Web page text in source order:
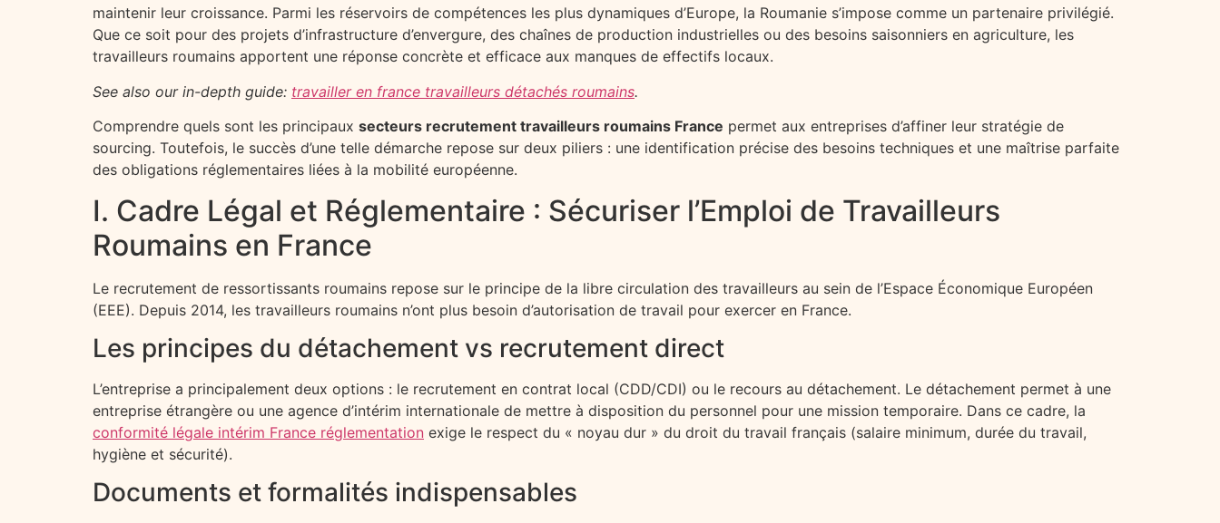
maintenir leur croissance. Parmi les réservoirs de compétences les plus dynamiques d’Europe, la Roumanie s’impose comme un partenaire privilégié.
Que ce soit pour des projets d’infrastructure d’envergure, des chaînes de production industrielles ou des besoins saisonniers en agriculture, les
travailleurs roumains apportent une réponse concrète et efficace aux manques de effectifs locaux.
See also our in-depth guide: travailler en france travailleurs détachés roumains.
Comprendre quels sont les principaux secteurs recrutement travailleurs roumains France permet aux entreprises d’affiner leur stratégie de
sourcing. Toutefois, le succès d’une telle démarche repose sur deux piliers : une identification précise des besoins techniques et une maîtrise parfaite
des obligations réglementaires liées à la mobilité européenne.
I. Cadre Légal et Réglementaire : Sécuriser l’Emploi de Travailleurs
Roumains en France
Le recrutement de ressortissants roumains repose sur le principe de la libre circulation des travailleurs au sein de l’Espace Économique Européen
(EEE). Depuis 2014, les travailleurs roumains n’ont plus besoin d’autorisation de travail pour exercer en France.
Les principes du détachement vs recrutement direct
L’entreprise a principalement deux options : le recrutement en contrat local (CDD/CDI) ou le recours au détachement. Le détachement permet à une
entreprise étrangère ou une agence d’intérim internationale de mettre à disposition du personnel pour une mission temporaire. Dans ce cadre, la
conformité légale intérim France réglementation exige le respect du « noyau dur » du droit du travail français (salaire minimum, durée du travail,
hygiène et sécurité).
Documents et formalités indispensables